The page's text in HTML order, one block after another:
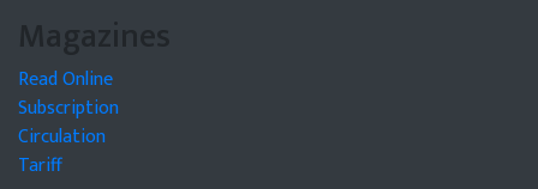
Magazines
Read Online
Subscription
Circulation
Tariff